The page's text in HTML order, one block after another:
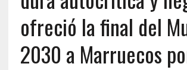
ofreció la final del
2030 a Marruecos